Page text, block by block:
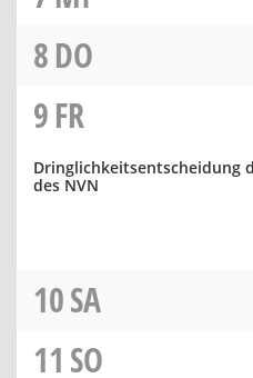
8DO
9FR
Dringlichkeitsentscheidung
des NVN
10SA
11 SO